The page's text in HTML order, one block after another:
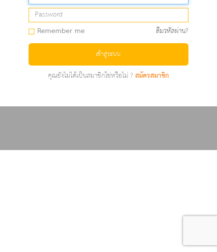
Remember me ลืมรหัสผ่าน?
เข้าสู่ระบบ
คุณยังไม่ได้เป็นสมาชิกใช่หรือไม่ ?สมัครสมาชิก